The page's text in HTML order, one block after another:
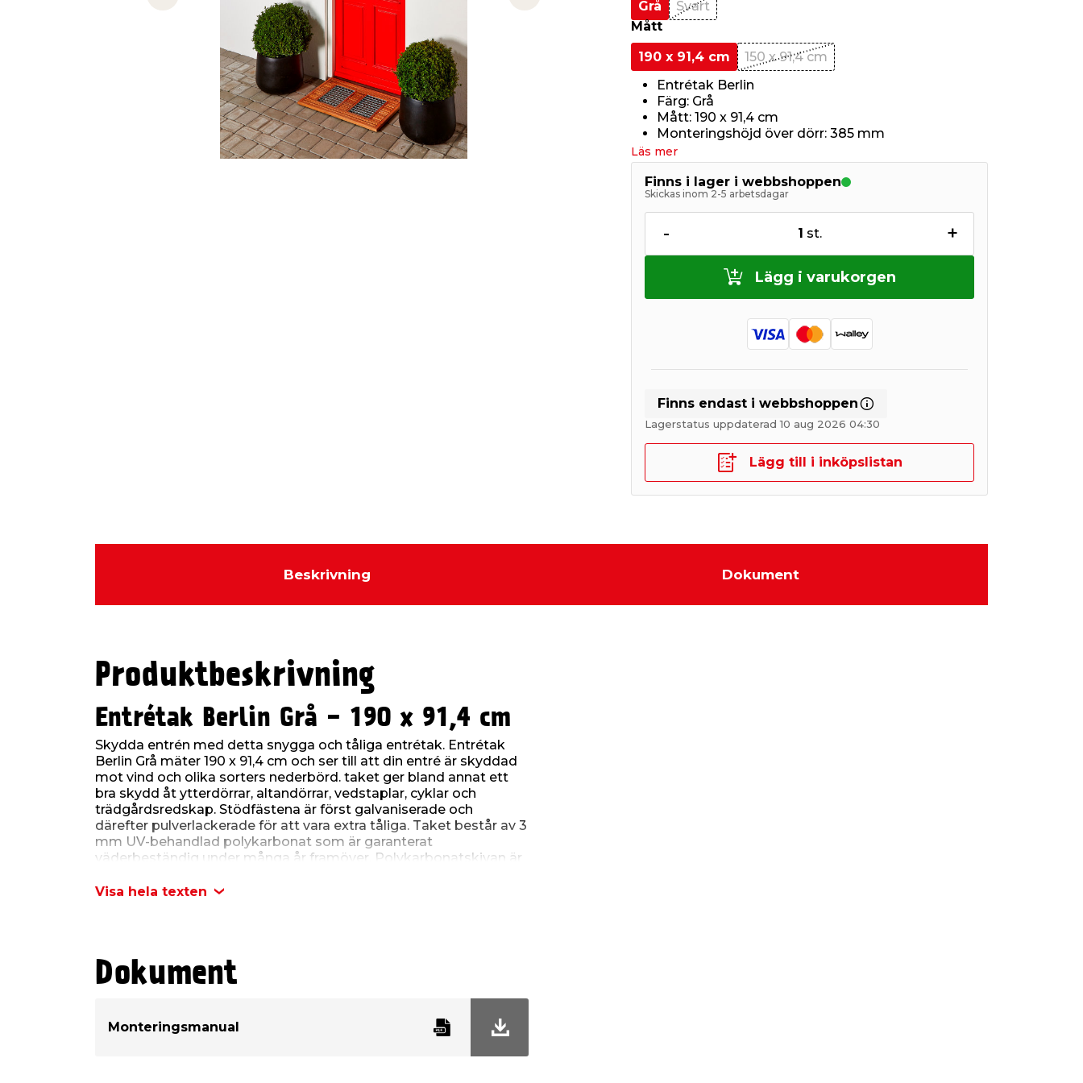
Previous slide Next slide
Grå
Svart
Mått
190 x 91,4 cm
150 x 91,4 cm
Entrétak Berlin
Färg: Grå
Mått: 190 x 91,4 cm
Monteringshöjd över dörr: 385 mm
Läs mer
Finns i lager i webbshoppen
Skickas inom 2-5 arbetsdagar
- 1 st. +
Lägg i varukorgen
Finns endast i webbshoppen
Lagerstatus uppdaterad 10 aug 2026 04:30
Lägg till i inköpslistan
Beskrivning Dokument
Produktbeskrivning
Entrétak Berlin Grå - 190 x 91,4 cm
Skydda entrén med detta snygga och tåliga entrétak. Entrétak
Berlin Grå mäter 190 x 91,4 cm och ser till att din entré är skyddad
mot vind och olika sorters nederbörd. taket ger bland annat ett
bra skydd åt ytterdörrar, altandörrar, vedstaplar, cyklar och
trädgårdsredskap. Stödfästena är först galvaniserade och
därefter pulverlackerade för att vara extra tåliga. Taket består av 3
mm UV-behandlad polykarbonat som är garanterat
väderbeständig under många år framöver. Polykarbonatskivan är
även aluminiumlister i fram- och bakkant. Alla hål är förborrade
Specifikationer
Färg: Grå
Längd: 91,4 cm
Höjd: 24 cm
Visa hela texten
Dokument
Monteringsmanual